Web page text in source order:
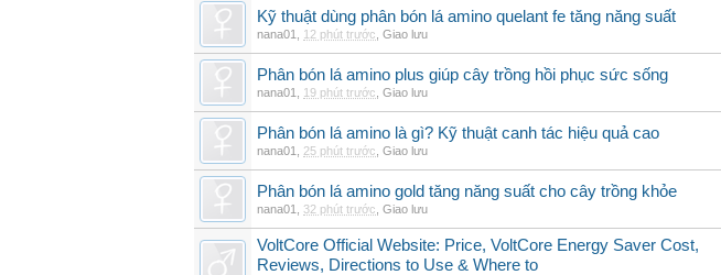
Kỹ thuật dùng phân bón lá amino quelant fe tăng năng suất
nana01 12 phút trước Giao lưu
Phân bón lá amino plus giúp cây trồng hồi phục sức sống
nana01 19 phút trước Giao lưu
Phân bón lá amino là gì? Kỹ thuật canh tác hiệu quả cao
nana01 25 phút trước Giao lưu
Phân bón lá amino gold tăng năng suất cho cây trồng khỏe
nana01 32 phút trước Giao lưu
VoltCore Official Website: Price, VoltCore Energy Saver Cost,
Reviews, Directions to Use & Where to